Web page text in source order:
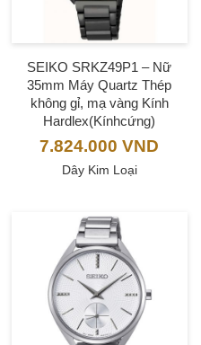
SEIKO SRKZ49P1 – Nữ
35mm Máy Quartz Thép
không gỉ, mạ vàng Kính
Hardlex(Kínhcứng)
7.824.000VND
Dây Kim Loại